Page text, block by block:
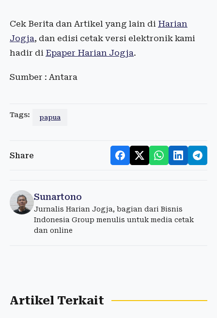
Cek Berita dan Artikel yang lain di Harian
Jogja, dan edisi cetak versi elektronik kami
hadir di Epaper Harian Jogja.
Sumber : Antara
Tags: papua
Share
Sunartono
Jurnalis Harian Jogja, bagian dari Bisnis
Indonesia Group menulis untuk media cetak
dan online
Artikel Terkait